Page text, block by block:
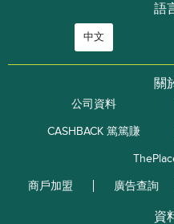
語
中文
關
公司資料
CASHBACK 篤篤賺
商戶加盟
廣告查詢
資